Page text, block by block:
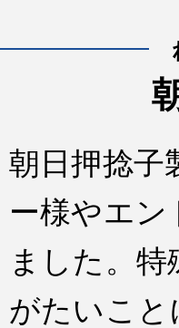
朝日押捻子
ー様やエ
ました。
がたいこと